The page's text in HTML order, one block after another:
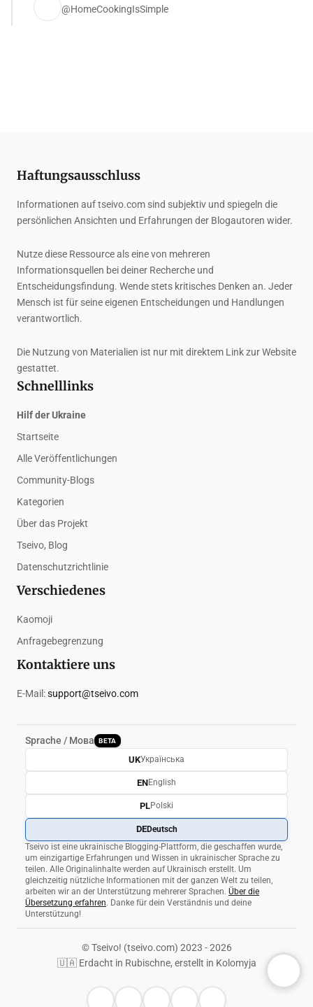
@HomeCookingIsSimple
Haftungsausschluss
Informationen auf tseivo.com sind subjektiv und spiegeln die
persönlichen Ansichten und Erfahrungen der Blogautoren wider.
Nutze diese Ressource als eine von mehreren
Informationsquellen bei deiner Recherche und
Entscheidungsfindung. Wende stets kritisches Denken an. Jeder
Mensch ist für seine eigenen Entscheidungen und Handlungen
verantwortlich.
Die Nutzung von Materialien ist nur mit direktem Link zur Website
gestattet.
Schnelllinks
Hilf der Ukraine
Startseite
Alle Veröffentlichungen
Community-Blogs
Kategorien
Über das Projekt
Tseivo, Blog
Datenschutzrichtlinie
Verschiedenes
Kaomoji
Anfragebegrenzung
Kontaktiere uns
E-Mail:support@tseivo.com
Sprache / Мова BETA
Tseivo ist eine ukrainische Blogging-Plattform, die geschaffen wurde,
um einzigartige Erfahrungen und Wissen in ukrainischer Sprache zu
teilen. Alle Originalinhalte werden auf Ukrainisch erstellt. Um
gleichzeitig nützliche Informationen mit der ganzen Welt zu teilen,
arbeiten wir an der Unterstützung mehrerer Sprachen. Über die
Übersetzung erfahren. Danke für dein Verständnis und deine
Unterstützung!
UKУкраїнська
ENEnglish
PLPolski
DEDeutsch
© Tseivo! (tseivo.com) 2023 - 2026
🇺🇦 Erdacht in Rubischne, erstellt in Kolomyja